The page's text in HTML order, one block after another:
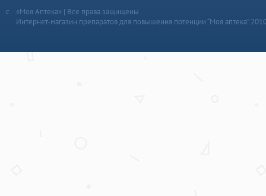
«Моя Аптека» | Все права защищены
Интернет-магазин препаратов для повышения потенции “Моя аптека”